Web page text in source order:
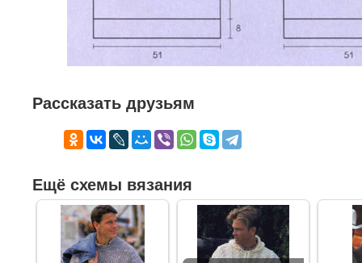
Рассказать друзьям
Ещё схемы вязания